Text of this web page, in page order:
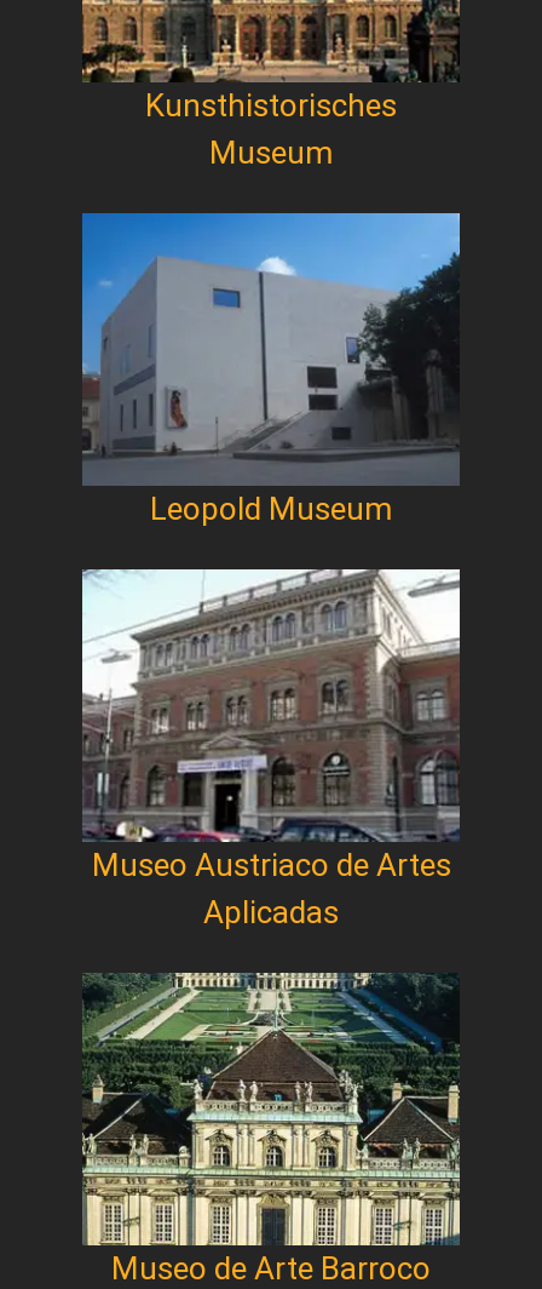
Kunsthistorisches
Museum
Leopold Museum
Museo Austriaco de Artes
Aplicadas
Museo de Arte Barroco